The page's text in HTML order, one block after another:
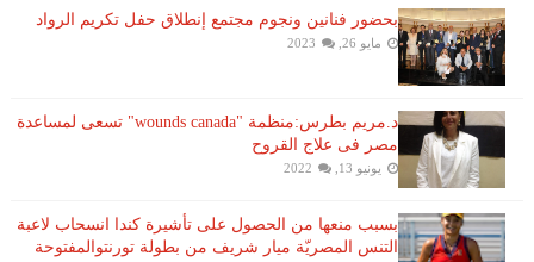
بحضور فنانين ونجوم مجتمع إنطلاق حفل تكريم الرواد
مايو 26, 2023
د.مريم بطرس:منظمة "wounds canada" تسعى لمساعدة
مصر فى علاج القروح
يونيو 13, 2022
بسبب منعها من الحصول على تأشيرة كندا انسحاب لاعبة ​
التنس​ المصريّة ​ميار شريف​ من بطولة ​تورنتو​المفتوحة